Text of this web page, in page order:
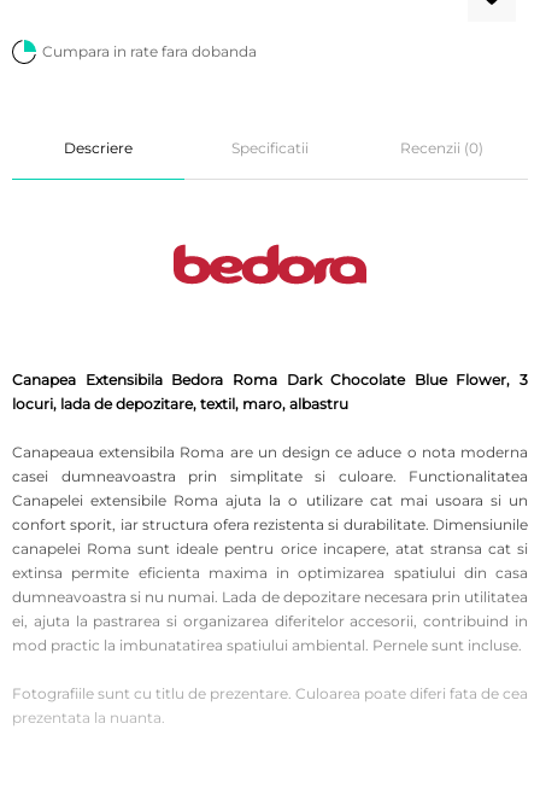
Cumpara in rate fara dobanda
Descriere Specificatii Recenzii (0)
Canapea Extensibila Bedora Roma Dark Chocolate Blue Flower, 3
locuri, lada de depozitare, textil, maro, albastru
Canapeaua extensibila Roma are un design ce aduce o nota moderna
casei dumneavoastra prin simplitate si culoare. Functionalitatea
Canapelei extensibile Roma ajuta la o utilizare cat mai usoara si un
confort sporit, iar structura ofera rezistenta si durabilitate. Dimensiunile
canapelei Roma sunt ideale pentru orice incapere, atat stransa cat si
extinsa permite eficienta maxima in optimizarea spatiului din casa
dumneavoastra si nu numai. Lada de depozitare necesara prin utilitatea
ei, ajuta la pastrarea si organizarea diferitelor accesorii, contribuind in
mod practic la imbunatatirea spatiului ambiental. Pernele sunt incluse.
Fotografiile sunt cu titlu de prezentare. Culoarea poate diferi fata de cea
prezentata la nuanta.